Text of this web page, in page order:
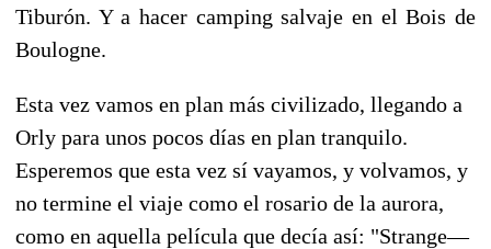
Tiburón. Y a hacer camping salvaje en el Bois de
Boulogne.
Esta vez vamos en plan más civilizado, llegando a
Orly para unos pocos días en plan tranquilo.
Esperemos que esta vez sí vayamos, y volvamos, y
no termine el viaje como el rosario de la aurora,
como en aquella película que decía así: "Strange—